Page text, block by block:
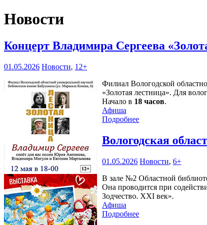
Новости
Концерт Владимира Сергеева
01.05.2026 Новости, 12+
Филиал Вологодской
«Золотая лестница». Для
Начало в 18 часов.
Афиша
Подробнее
Вологодская
01.05.2026 Новости, 6+
В зале №2 Областной
Она проводится при
Зодчество. XXI век».
Афиша
Подробнее